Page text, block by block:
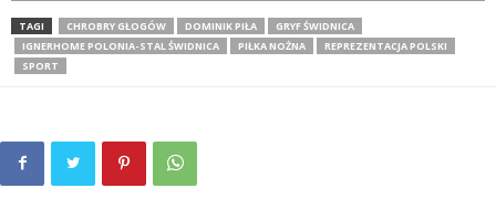
TAGI CHROBRY GŁOGÓW DOMINIK PIŁA
GRYF ŚWIDNICA
IGNERHOME POLONIA-STAL ŚWIDNICA
PIŁKA NOŻNA
REPREZENTACJA POLSKI
SPORT